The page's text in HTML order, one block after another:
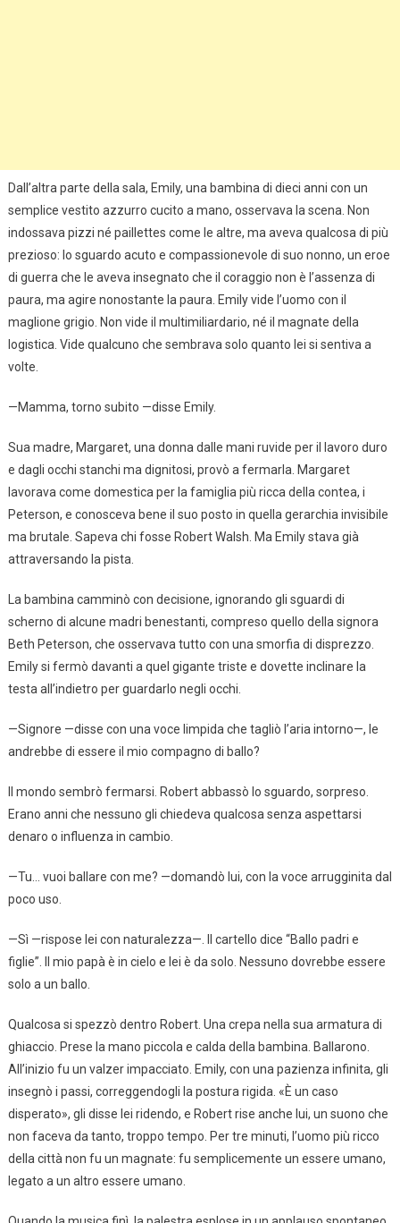
Dall’altra parte della sala, Emily, una bambina di dieci anni con un
semplice vestito azzurro cucito a mano, osservava la scena. Non
indossava pizzi né paillettes come le altre, ma aveva qualcosa di più
prezioso: lo sguardo acuto e compassionevole di suo nonno, un eroe
di guerra che le aveva insegnato che il coraggio non è l’assenza di
paura, ma agire nonostante la paura. Emily vide l’uomo con il
maglione grigio. Non vide il multimiliardario, né il magnate della
logistica. Vide qualcuno che sembrava solo quanto lei si sentiva a
volte.
—Mamma, torno subito —disse Emily.
Sua madre, Margaret, una donna dalle mani ruvide per il lavoro duro
e dagli occhi stanchi ma dignitosi, provò a fermarla. Margaret
lavorava come domestica per la famiglia più ricca della contea, i
Peterson, e conosceva bene il suo posto in quella gerarchia invisibile
ma brutale. Sapeva chi fosse Robert Walsh. Ma Emily stava già
attraversando la pista.
La bambina camminò con decisione, ignorando gli sguardi di
scherno di alcune madri benestanti, compreso quello della signora
Beth Peterson, che osservava tutto con una smorfia di disprezzo.
Emily si fermò davanti a quel gigante triste e dovette inclinare la
testa all’indietro per guardarlo negli occhi.
—Signore —disse con una voce limpida che tagliò l’aria intorno—, le
andrebbe di essere il mio compagno di ballo?
Il mondo sembrò fermarsi. Robert abbassò lo sguardo, sorpreso.
Erano anni che nessuno gli chiedeva qualcosa senza aspettarsi
denaro o influenza in cambio.
—Tu… vuoi ballare con me? —domandò lui, con la voce arrugginita dal
poco uso.
—Sì —rispose lei con naturalezza—. Il cartello dice “Ballo padri e
figlie”. Il mio papà è in cielo e lei è da solo. Nessuno dovrebbe essere
solo a un ballo.
Qualcosa si spezzò dentro Robert. Una crepa nella sua armatura di
ghiaccio. Prese la mano piccola e calda della bambina. Ballarono.
All’inizio fu un valzer impacciato. Emily, con una pazienza infinita, gli
insegnò i passi, correggendogli la postura rigida. «È un caso
disperato», gli disse lei ridendo, e Robert rise anche lui, un suono che
non faceva da tanto, troppo tempo. Per tre minuti, l’uomo più ricco
della città non fu un magnate: fu semplicemente un essere umano,
legato a un altro essere umano.